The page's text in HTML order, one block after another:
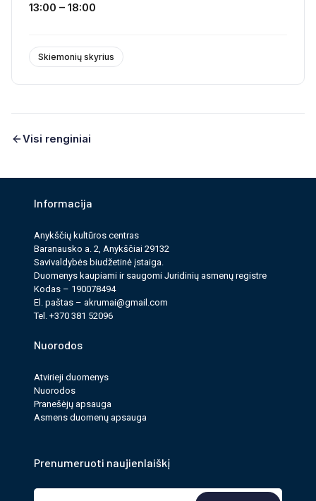
13:00 – 18:00
Skiemonių skyrius
Visi renginiai
Informacija
Anykščių kultūros cen­tras
Baranausko a. 2, Anykščiai 29132
Savi­valdy­bės biudžet­inė įstaiga.
Duomenys kau­pi­ami ir saugomi Juri­dinių asmenų reg­istre
Kodas – 190078494
El. paš­tas – akrumai@gmail.com
Tel. +370 381 52096
Nuorodos
Atvirieji duomenys
Nuorodos
Pranešėjų apsauga
Asmens duomenų apsauga
Prenumeruoti naujienlaiškį